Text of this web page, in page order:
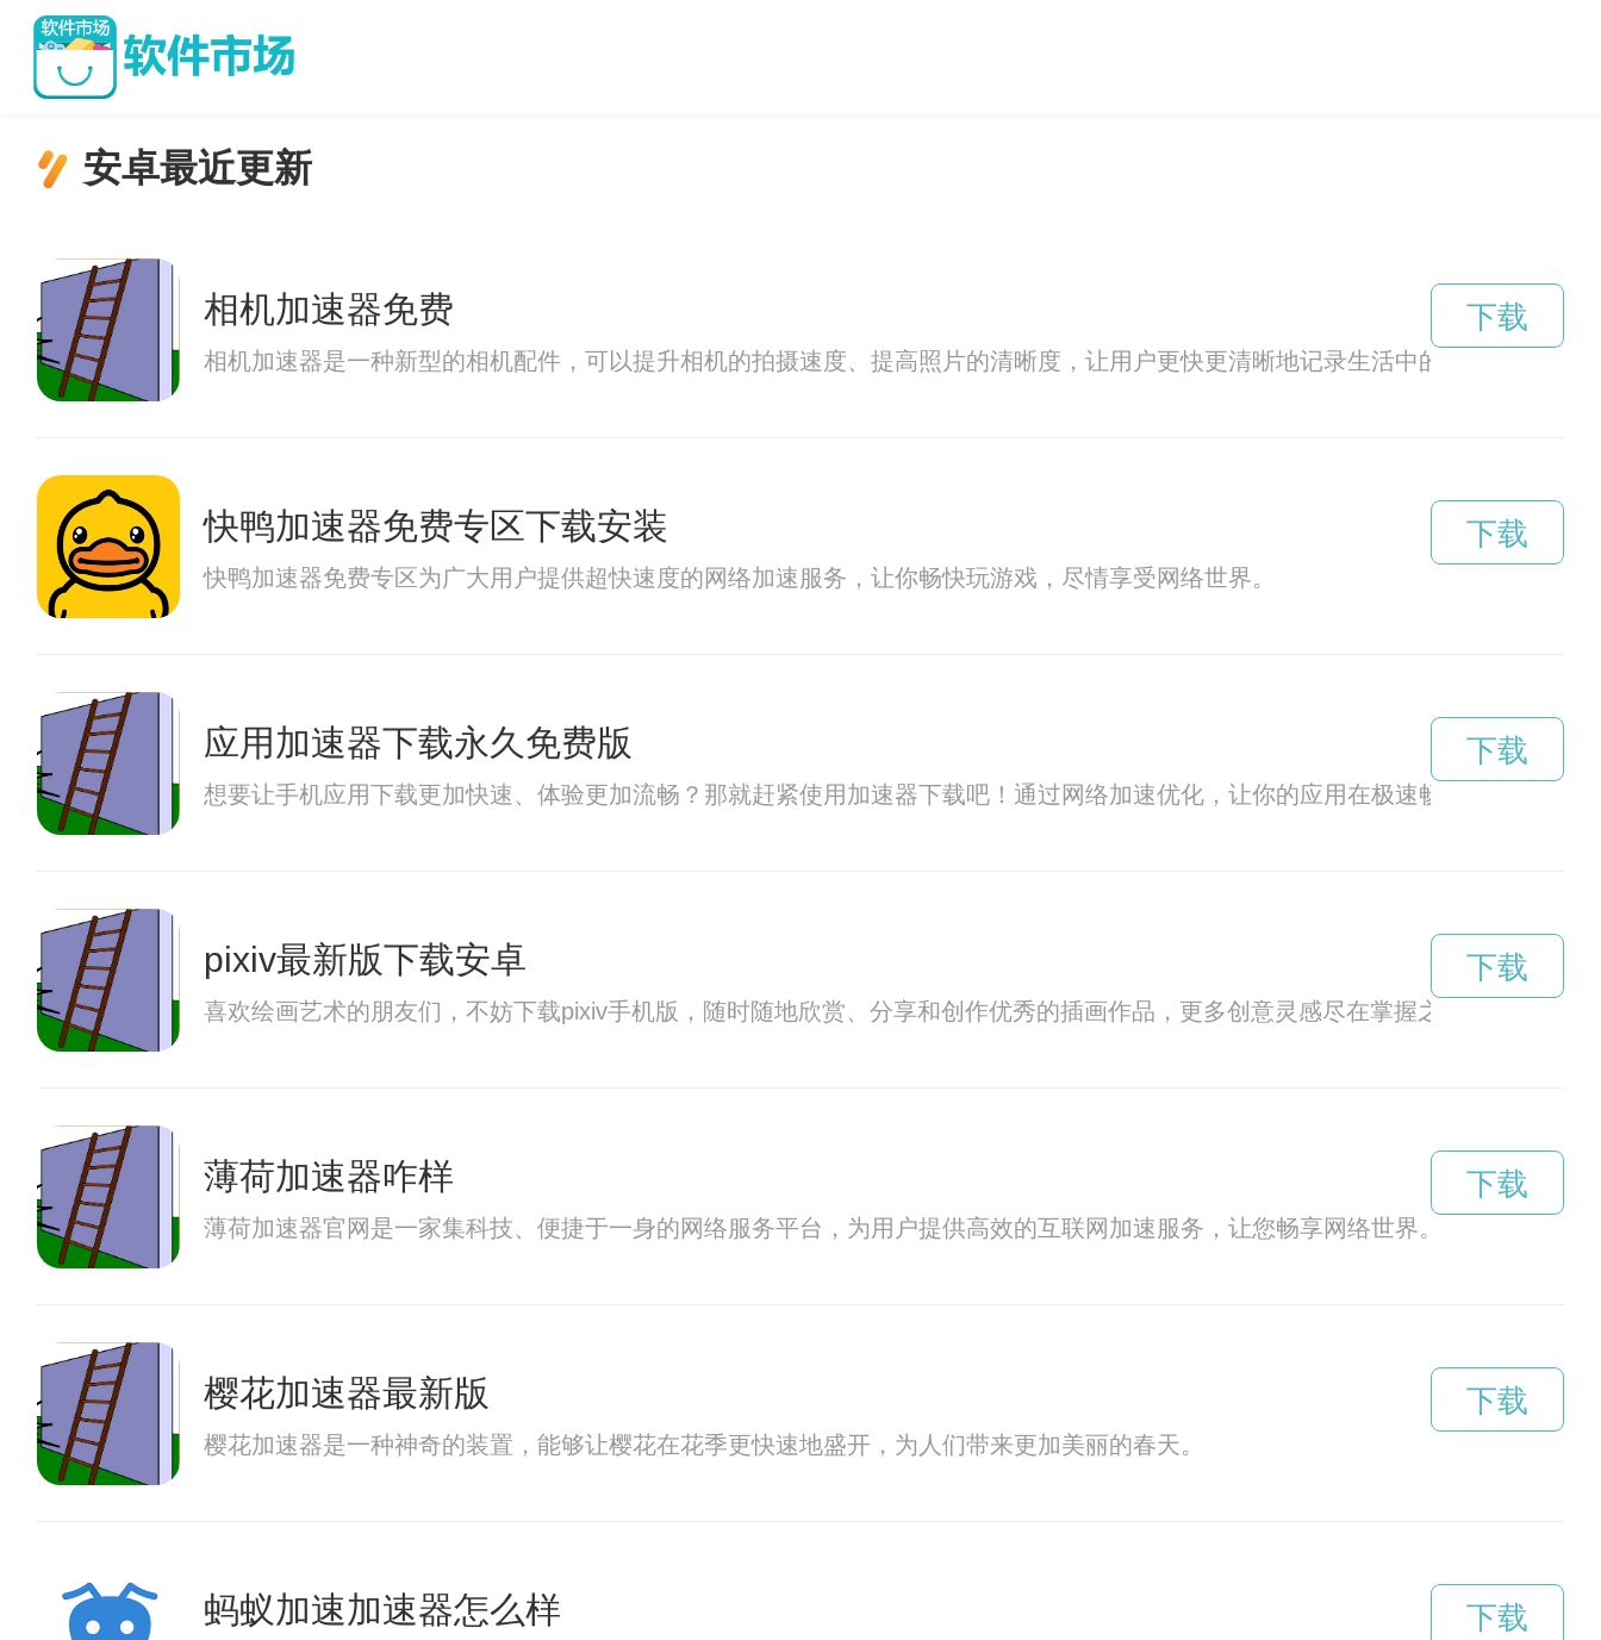
安卓最近更新
相机加速器免费
相机加速器是一种新型的相机配件，可以提升相机的拍摄速度、提高照片的清晰度，让用户更快更清晰地记录生活中的每一个瞬间。
下载
快鸭加速器免费专区下载安装
快鸭加速器免费专区为广大用户提供超快速度的网络加速服务，让你畅快玩游戏，尽情享受网络世界。
下载
应用加速器下载永久免费版
想要让手机应用下载更加快速、体验更加流畅？那就赶紧使用加速器下载吧！通过网络加速优化，让你的应用在极速畅享中更加高效
下载
pixiv最新版下载安卓
喜欢绘画艺术的朋友们，不妨下载pixiv手机版，随时随地欣赏、分享和创作优秀的插画作品，更多创意灵感尽在掌握之中。
下载
薄荷加速器咋样
薄荷加速器官网是一家集科技、便捷于一身的网络服务平台，为用户提供高效的互联网加速服务，让您畅享网络世界。
下载
樱花加速器最新版
樱花加速器是一种神奇的装置，能够让樱花在花季更快速地盛开，为人们带来更加美丽的春天。
下载
蚂蚁加速加速器怎么样 下载